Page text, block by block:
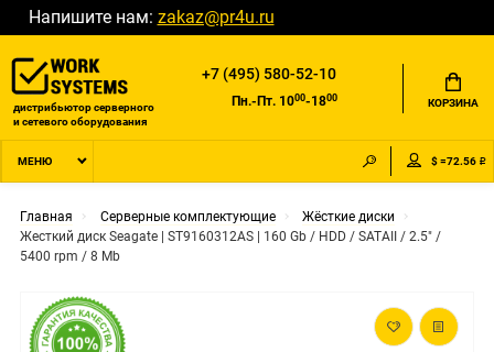
Напишите нам: zakaz@pr4u.ru
дистрибьютор серверного
и сетевого оборудования
+7 (495) 580-52-10
Пн.-Пт. 1000-1800 КОРЗИНА
МЕНЮ $ =72.56 ₽
Главная Серверные комплектующие
Жёсткие диски
Жесткий диск Seagate | ST9160312AS | 160 Gb / HDD / SATAII / 2.5" /
5400 rpm / 8 Mb